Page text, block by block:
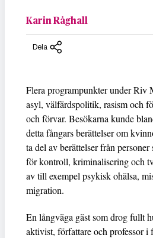
Karin Råghall
Dela
Flera programpunkter under Riv
asyl, välfärdspolitik, rasism och
och förvar. Besökarna kunde
detta fångars berättelser om
ta del av berättelser från
för kontroll, kriminalisering och
av till exempel psykisk ohälsa,
migration.
En långväga gäst som drog fullt
aktivist, författare och professor i